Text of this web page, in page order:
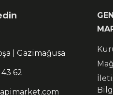
| Gazimağusa
62